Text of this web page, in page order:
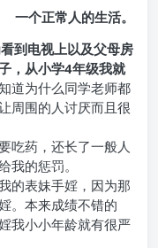
一个正常人的生活。
到电视上以及父母房
，从小学4年级我就
道为什么同学老师都
周围的人讨厌而且很
吃药，还长了一般人
我的惩罚。
的表妹手婬，因为那
。本来成绩不错的
我小小年龄就有很严